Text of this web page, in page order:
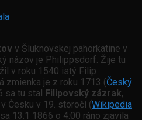
v Šluknovskej pahorkatine v
názov je Philippsdorf. Žije tu
v roku 1540 istý Filip
zmienka je z roku 1713 (Český
sa tu stal Filipovský zázrak,
Česku v 19. storočí (Wikipedia
13.1 1866 o 4:00 ráno zjavila